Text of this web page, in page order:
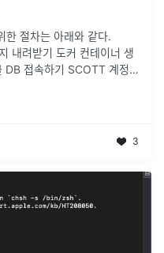
절차는 아래와 같다.
내려받기 도커 컨테이너 생
DB 접속하기 SCOTT 계정
3